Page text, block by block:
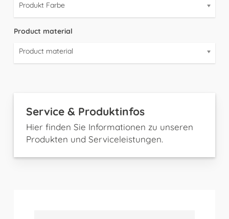
Produkt Farbe
Product material
Product material
Service & Produktinfos
Hier finden Sie Informationen zu unseren
Produkten und Serviceleistungen.